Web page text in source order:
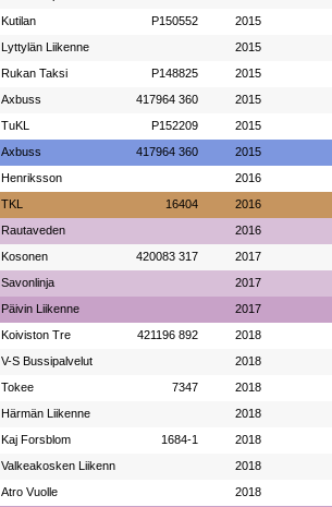
Kutilan P150552 2015
Lyttylän Liikenne 2015
Rukan Taksi P148825 2015
Axbuss 417964 360 2015
TuKL P152209 2015
Axbuss 417964 360 2015
Henriksson 2016
TKL 16404 2016
Rautaveden 2016
Kosonen 420083 317 2017
Savonlinja 2017
Päivin Liikenne 2017
Koiviston Tre 421196 892 2018
V-S Bussipalvelut 2018
Tokee 7347 2018
Härmän Liikenne 2018
Kaj Forsblom 1684-1 2018
Valkeakosken Liikenn 2018
Atro Vuolle 2018